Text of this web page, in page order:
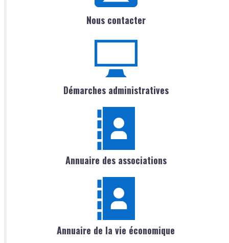
Nous contacter
Démarches administratives
Annuaire des associations
Annuaire de la vie économique